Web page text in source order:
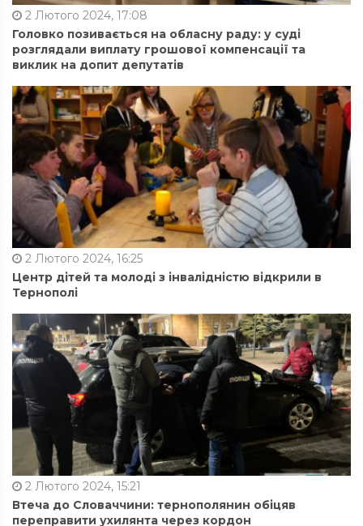
2 Лютого 2024, 17:08
Головко позивається на обласну раду: у суді
розглядали виплату грошової компенсації та
виклик на допит депутатів
2 Лютого 2024, 16:25
Центр дітей та молоді з інвалідністю відкрили в
Тернополі
2 Лютого 2024, 15:21
Втеча до Словаччини: тернополянин обіцяв
переправити ухилянта через кордон